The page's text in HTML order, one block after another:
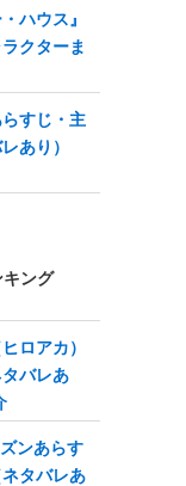
ハウス』
クターま
らすじ・主
あり）
ング
ロアカ）
バレあ
ンあらす
タバレあ